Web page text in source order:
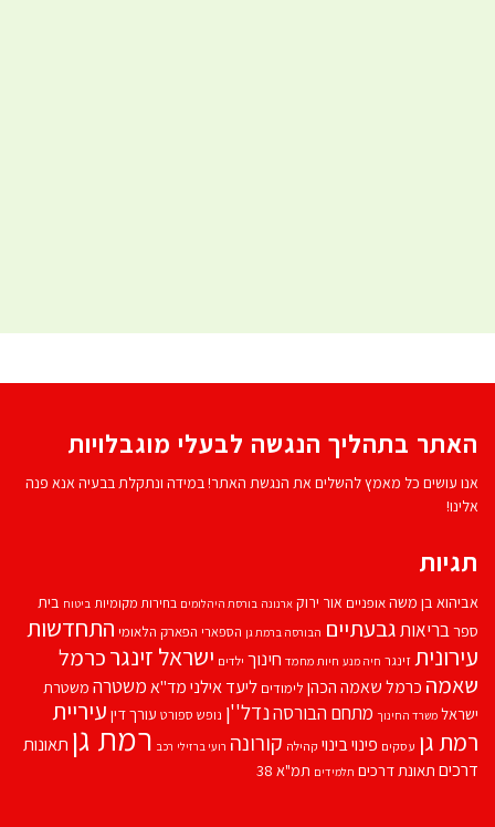
האתר בתהליך הנגשה לבעלי מוגבלויות
אנו עושים כל מאמץ להשלים את הנגשת האתר! במידה ונתקלת בבעיה אנא פנה
אלינו!
תגיות
אביהוא בן משהאופניים אור ירוק ארנונה בורסת היהלומים בחירות מקומיות ביטוח בית
ספרבריאותגבעתיים הבורסה ברמת גן הספארי הפארק הלאומי התחדשות
עירוניתזינגר חיה מנע חיות מחמד חינוך ילדים ישראל זינגרכרמל
שאמה כרמל שאמה הכהן לימודים ליעד אילנימד''אמשטרה משטרת
ישראל משרד החינוך מתחם הבורסהנדל''ן נופש ספורט עורך דין עיריית
רמת גן עסקים פינוי בינוי קהילה קורונה רועי ברזילי רכב רמת גן תאונות
דרכים תאונת דרכים תלמידים תמ"א 38